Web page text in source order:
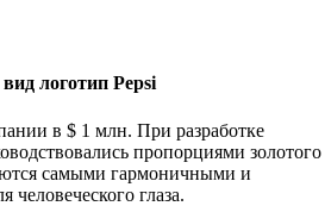
логотип Pepsi
в $ 1 млн. При разработке
пропорциями золотого
самыми гармоничными и
глаза.